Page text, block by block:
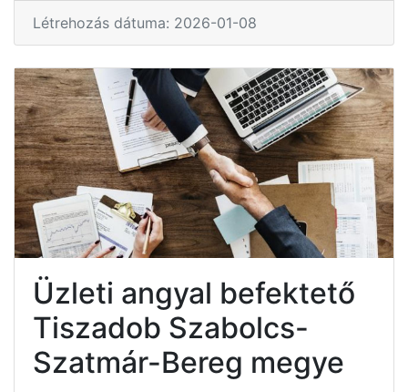
Létrehozás dátuma: 2026-01-08
Üzleti angyal befektető
Tiszadob Szabolcs-
Szatmár-Bereg megye